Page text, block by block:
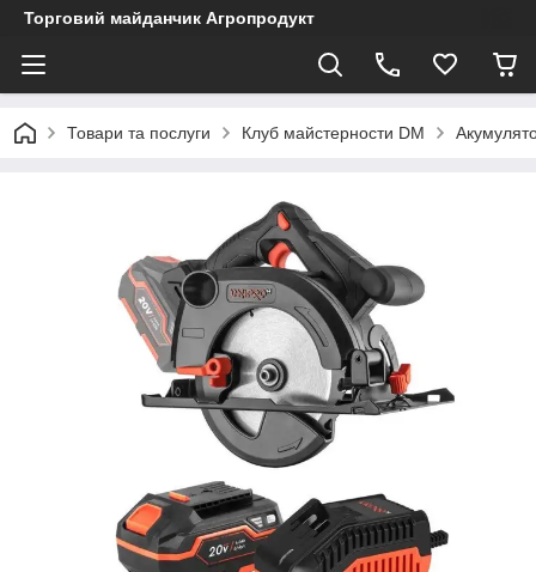
Торговий майданчик Агропродукт
Товари та послуги Клуб майстерности DM